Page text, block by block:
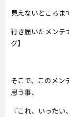
見えないところま
行き届いたメンテ
グ】
そこで、このメン
思う事、
『これ、いった